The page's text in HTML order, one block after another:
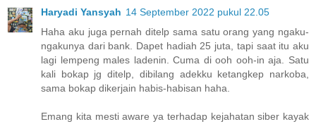
Haryadi Yansyah 14 September 2022 pukul 22.05
Haha aku juga pernah ditelp sama satu orang yang ngaku-
ngakunya dari bank. Dapet hadiah 25 juta, tapi saat itu aku
lagi lempeng males ladenin. Cuma di ooh ooh-in aja. Satu
kali bokap jg ditelp, dibilang adekku ketangkep narkoba,
sama bokap dikerjain habis-habisan haha.
Emang kita mesti aware ya terhadap kejahatan siber kayak